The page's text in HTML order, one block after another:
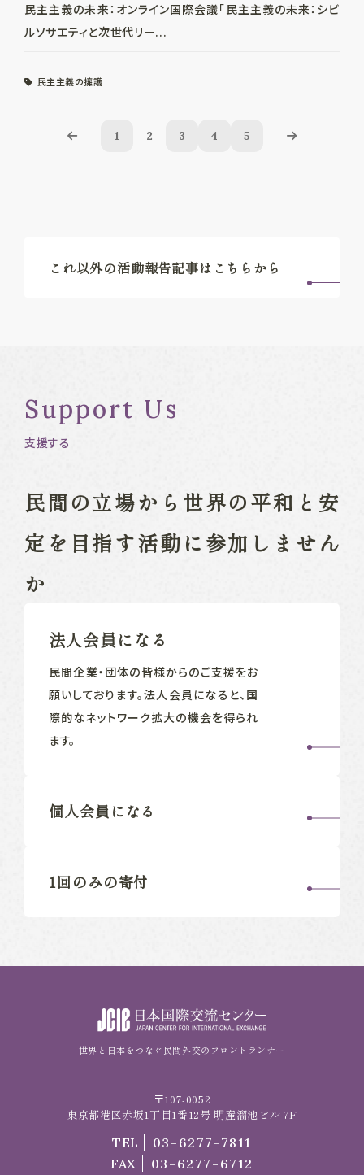
民主主義の未来：オンライン国際会議「民主主義の未来：シビ
ルソサエティと次世代リー...
民主主義の擁護
1 2 3 4 5
これ以外の活動報告記事はこちらから
Support Us
支援する
民間の立場から 世界の平和と安
定を目指す活動に参加しません
か
法人会員になる
民間企業‧団体の皆様からのご支援をお
願いしております。法人会員になると、国
際的なネットワーク拡大の機会を得られ
ます。
個人会員になる
1回のみの寄付
世界と日本をつなぐ民間外交のフロントランナー
〒107-0052
東京都港区赤坂1丁目1番12号 明産溜池ビル 7F
TEL
03-6277-7811
FAX
03-6277-6712